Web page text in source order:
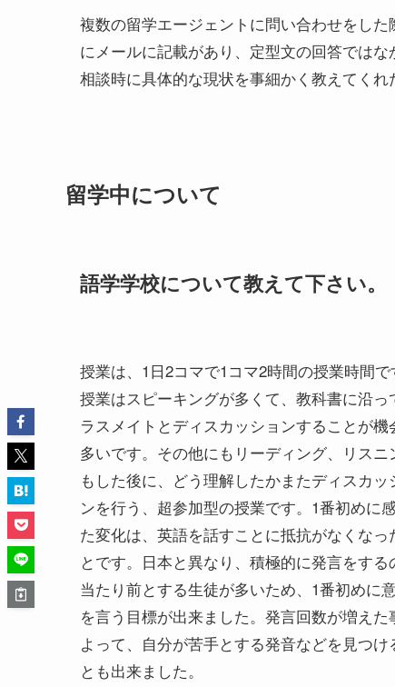
複数の留学エージェントに問い合わせをし
にメールに記載があり、定型文の回答では
相談時に具体的な現状を事細かく教えてくれ
留学中について
語学学校について教えて下さい。
授業は、1日2コマで1コマ2時間の授業時間で
授業はスピーキングが多くて、教科書に沿っ
ラスメイトとディスカッションすることが機
多いです。その他にもリーディング、リスニ
もした後に、どう理解したかまたディスカッ
ンを行う、超参加型の授業です。1番初めに
た変化は、英語を話すことに抵抗がなくなっ
とです。日本と異なり、積極的に発言をする
当たり前とする生徒が多いため、1番初めに
を言う目標が出来ました。発言回数が増えた
よって、自分が苦手とする発音などを見つけ
とも出来ました。